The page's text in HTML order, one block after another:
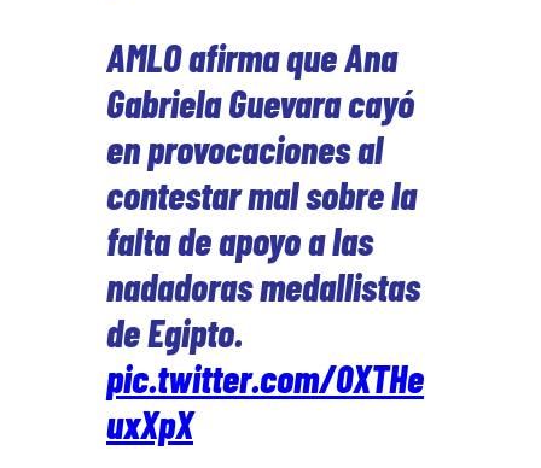
AMLO afirma que Ana
Gabriela Guevara cayó
en provocaciones al
contestar mal sobre la
falta de apoyo a las
nadadoras medallistas
de Egipto.
pic.twitter.com/0XTHe
uxXpX